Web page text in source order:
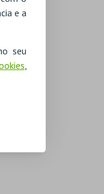
e a
seu